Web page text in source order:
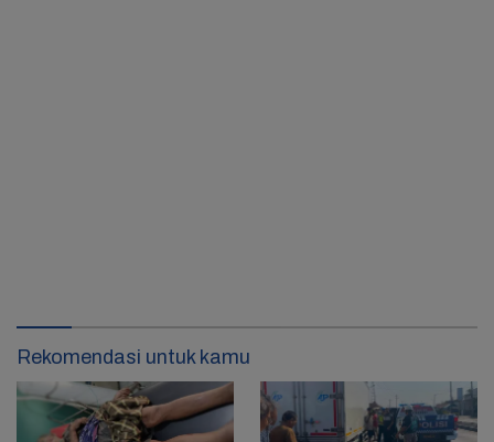
Rekomendasi untuk kamu